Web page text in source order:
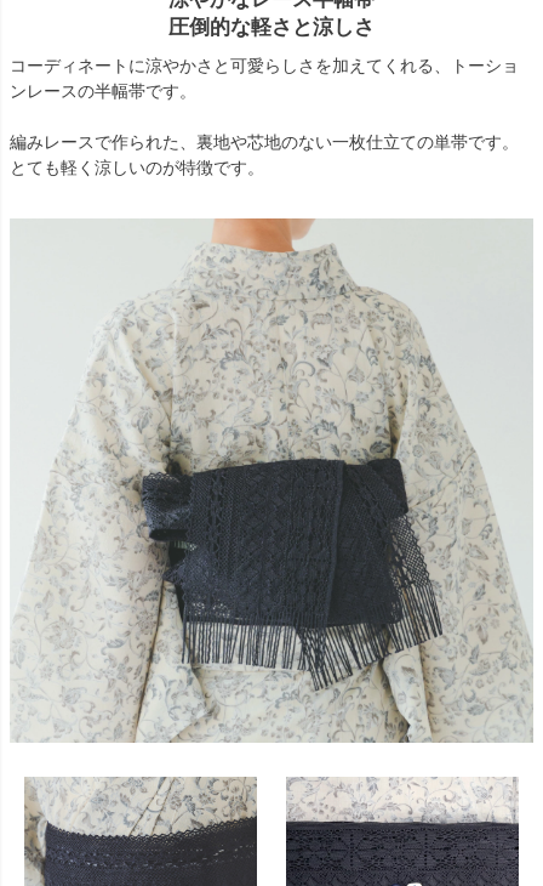
圧倒的な軽さと涼しさ
コーディネートに涼やかさと可愛らしさを加えてくれる、トーショ
ンレースの半幅帯です。
編みレースで作られた、裏地や芯地のない一枚仕立ての単帯です。
とても軽く涼しいのが特徴です。